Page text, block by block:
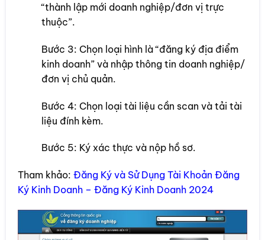
“thành lập mới doanh nghiệp/đơn vị trực
thuộc”.
Bước 3: Chọn loại hình là “đăng ký địa điểm
kinh doanh” và nhập thông tin doanh nghiệp/
đơn vị chủ quản.
Bước 4: Chọn loại tài liệu cần scan và tải tài
liệu đính kèm.
Bước 5: Ký xác thực và nộp hồ sơ.
Tham khảo: Đăng Ký và Sử Dụng Tài Khoản Đăng
Ký Kinh Doanh – Đăng Ký Kinh Doanh 2024